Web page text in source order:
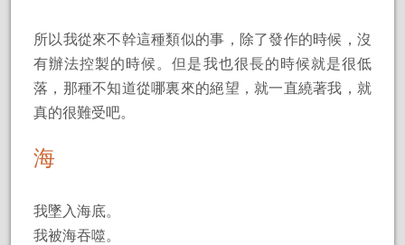
所以我從來不幹這種類似的事，除了發作的時候，沒
有辦法控製的時候。但是我也很長的時候就是很低
落，那種不知道從哪裏來的絕望，就一直繞著我，就
真的很難受吧。
海
我墜入海底。
我被海吞噬。